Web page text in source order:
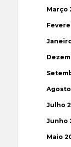
Março
Julho
Junho
Maio